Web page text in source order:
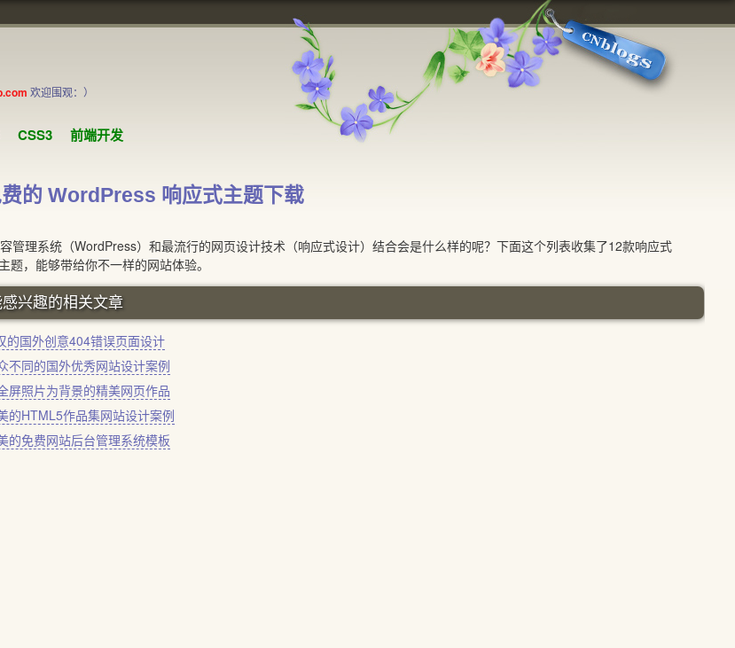
欢迎围观：）
CSS3 前端开发
的 WordPress 响应式主题下载
理系统（WordPress）和最流行的网页设计技术（响应式设计）结合会是什么样的呢？下面这个列表收集了12款响应式
题，能够带给你不一样的网站体验。
兴趣的相关文章
的国外创意404错误页面设计
不同的国外优秀网站设计案例
屏照片为背景的精美网页作品
的HTML5作品集网站设计案例
的免费网站后台管理系统模板